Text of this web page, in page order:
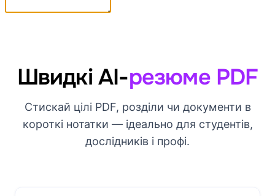
Швидкі AI-резюме PDF
Стискай цілі PDF, розділи чи документи в
короткі нотатки — ідеально для студентів,
дослідників і профі.